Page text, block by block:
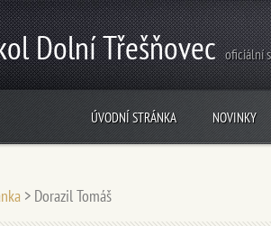
Dolní Třešňovec oficiální
ÚVODNÍ STRÁNKA NOVINKY
> Dorazil Tomáš